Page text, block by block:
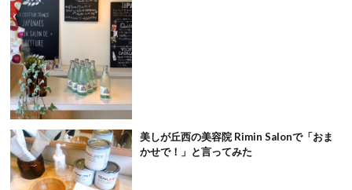
美しが丘西の美容院 Rimin Salonで「おま
かせで！」と言ってみた